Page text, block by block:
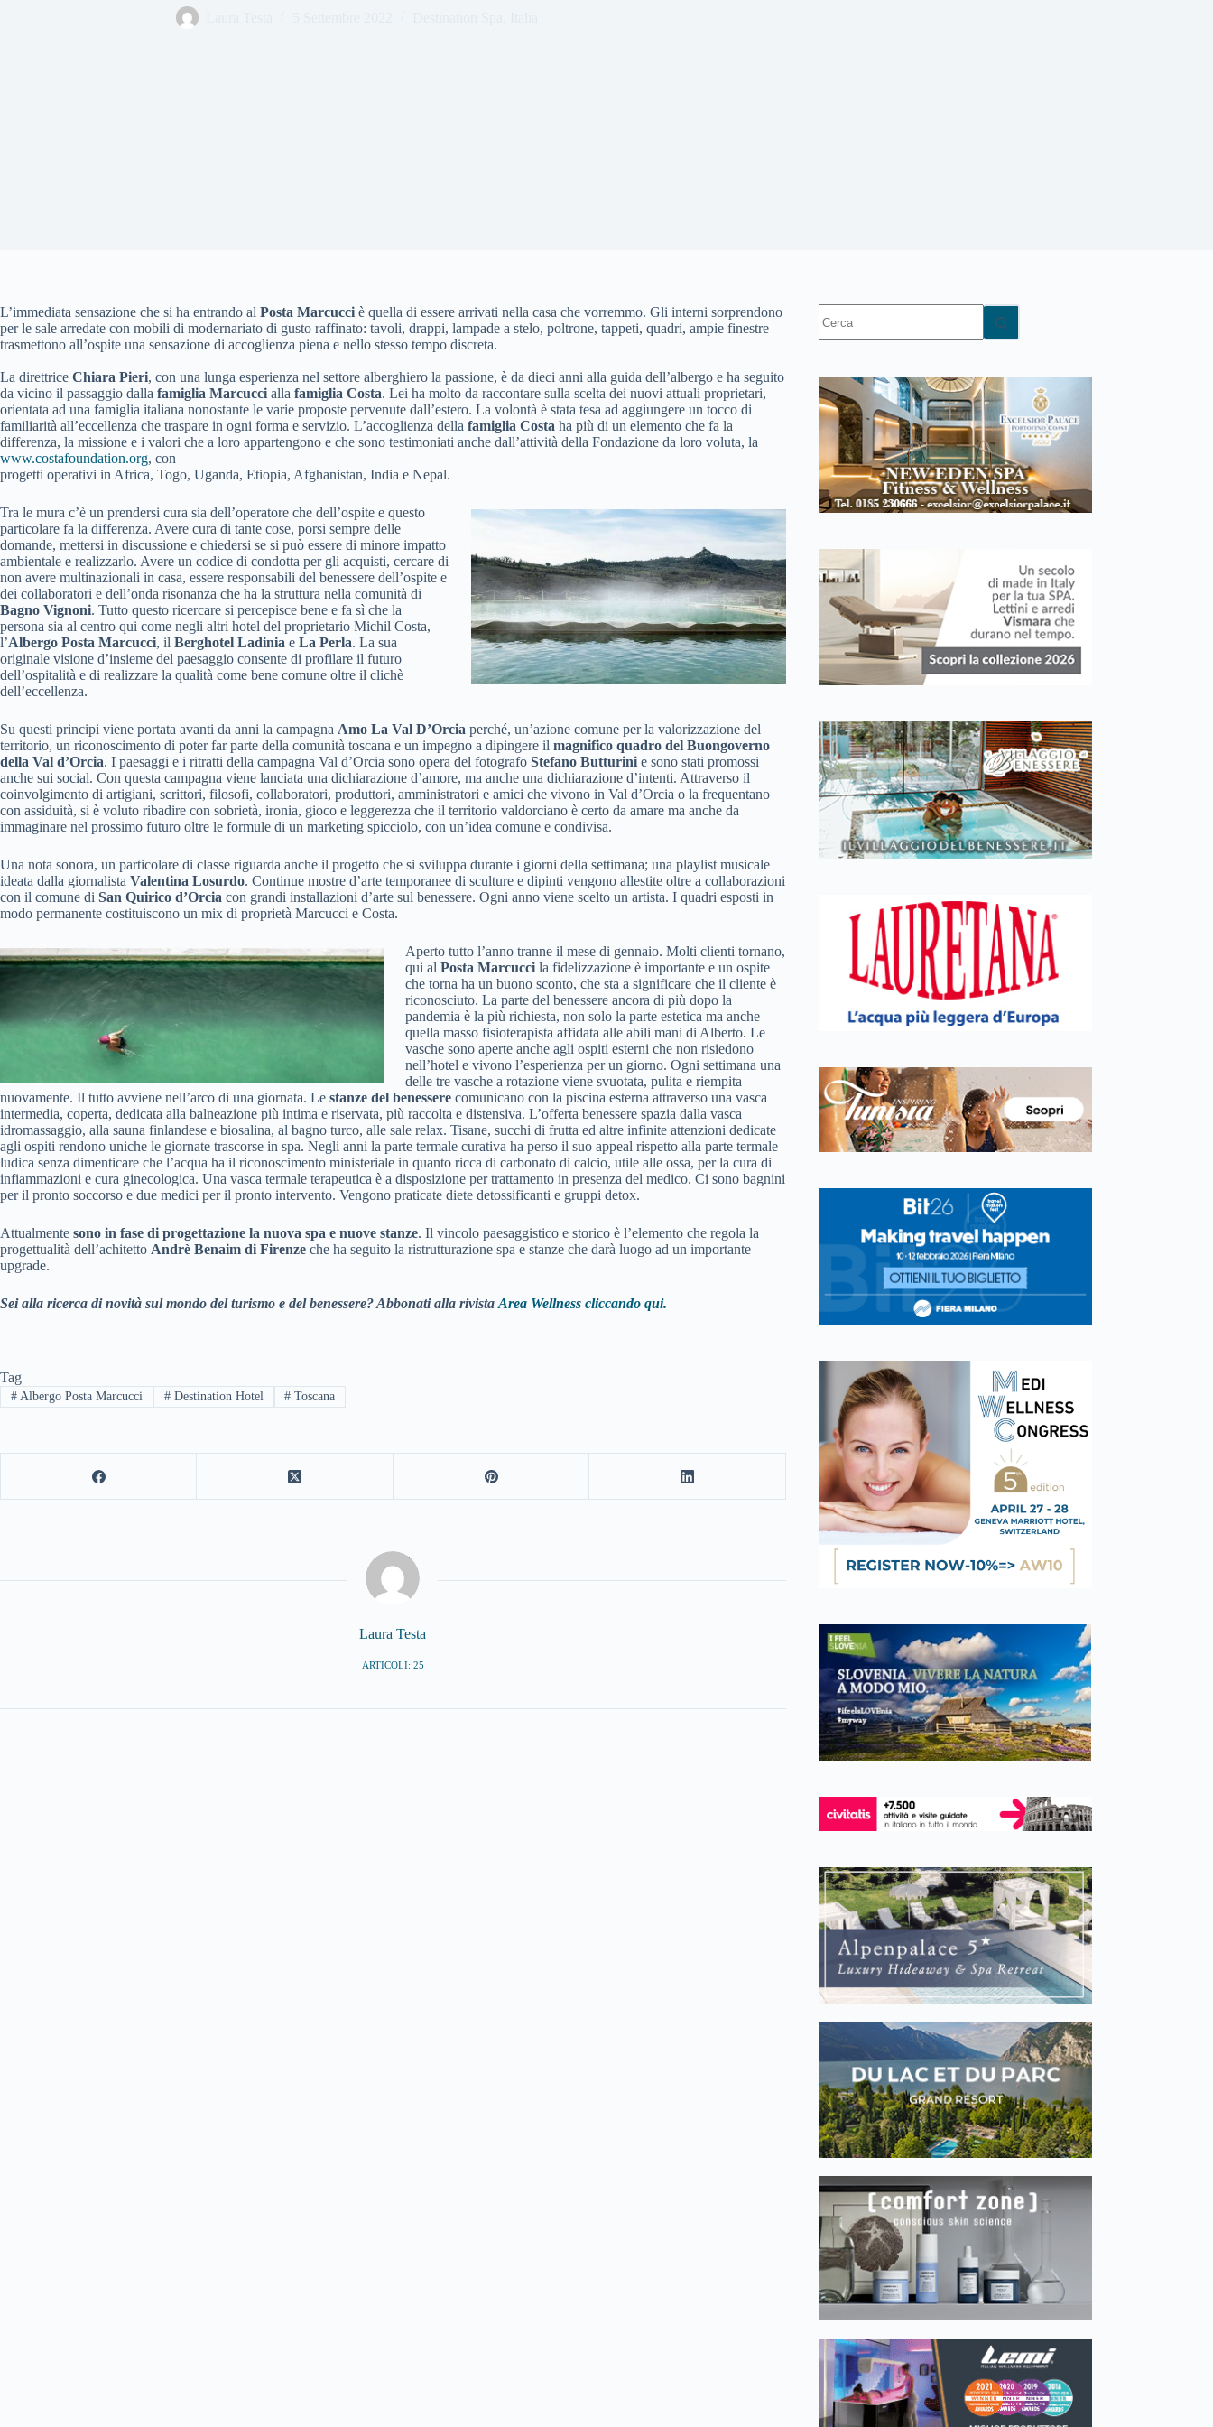
L’immediata sensazione che si ha entrando al Posta Marcucci è quella di essere arrivati nella casa che vorremmo. Gli interni sorprendono
per le sale arredate con mobili di modernariato di gusto raffinato: tavoli, drappi, lampade a stelo, poltrone, tappeti, quadri, ampie finestre
trasmettono all’ospite una sensazione di accoglienza piena e nello stesso tempo discreta.
La direttrice Chiara Pieri, con una lunga esperienza nel settore alberghiero la passione, è da dieci anni alla guida dell’albergo e ha seguito
da vicino il passaggio dalla famiglia Marcucci alla famiglia Costa. Lei ha molto da raccontare sulla scelta dei nuovi attuali proprietari,
orientata ad una famiglia italiana nonostante le varie proposte pervenute dall’estero. La volontà è stata tesa ad aggiungere un tocco di
familiarità all’eccellenza che traspare in ogni forma e servizio. L’accoglienza della famiglia Costa ha più di un elemento che fa la
differenza, la missione e i valori che a loro appartengono e che sono testimoniati anche dall’attività della Fondazione da loro voluta, la
www.costafoundation.org, con
progetti operativi in Africa, Togo, Uganda, Etiopia, Afghanistan, India e Nepal.
Tra le mura c’è un prendersi cura sia dell’operatore che dell’ospite e questo
particolare fa la differenza. Avere cura di tante cose, porsi sempre delle
domande, mettersi in discussione e chiedersi se si può essere di minore impatto
ambientale e realizzarlo. Avere un codice di condotta per gli acquisti, cercare di
non avere multinazionali in casa, essere responsabili del benessere dell’ospite e
dei collaboratori e dell’onda risonanza che ha la struttura nella comunità di
Bagno Vignoni. Tutto questo ricercare si percepisce bene e fa sì che la
persona sia al centro qui come negli altri hotel del proprietario Michil Costa,
l’Albergo Posta Marcucci, il Berghotel Ladinia e La Perla. La sua
originale visione d’insieme del paesaggio consente di profilare il futuro
dell’ospitalità e di realizzare la qualità come bene comune oltre il clichè
dell’eccellenza.
Su questi principi viene portata avanti da anni la campagna Amo La Val D’Orcia perché, un’azione comune per la valorizzazione del
territorio, un riconoscimento di poter far parte della comunità toscana e un impegno a dipingere il magnifico quadro del Buongoverno
della Val d’Orcia. I paesaggi e i ritratti della campagna Val d’Orcia sono opera del fotografo Stefano Butturini e sono stati promossi
anche sui social. Con questa campagna viene lanciata una dichiarazione d’amore, ma anche una dichiarazione d’intenti. Attraverso il
coinvolgimento di artigiani, scrittori, filosofi, collaboratori, produttori, amministratori e amici che vivono in Val d’Orcia o la frequentano
con assiduità, si è voluto ribadire con sobrietà, ironia, gioco e leggerezza che il territorio valdorciano è certo da amare ma anche da
immaginare nel prossimo futuro oltre le formule di un marketing spicciolo, con un’idea comune e condivisa.
Una nota sonora, un particolare di classe riguarda anche il progetto che si sviluppa durante i giorni della settimana; una playlist musicale
ideata dalla giornalista Valentina Losurdo. Continue mostre d’arte temporanee di sculture e dipinti vengono allestite oltre a collaborazioni
con il comune di San Quirico d’Orcia con grandi installazioni d’arte sul benessere. Ogni anno viene scelto un artista. I quadri esposti in
modo permanente costituiscono un mix di proprietà Marcucci e Costa.
Aperto tutto l’anno tranne il mese di gennaio. Molti clienti tornano,
qui al Posta Marcucci la fidelizzazione è importante e un ospite
che torna ha un buono sconto, che sta a significare che il cliente è
riconosciuto. La parte del benessere ancora di più dopo la
pandemia è la più richiesta, non solo la parte estetica ma anche
quella masso fisioterapista affidata alle abili mani di Alberto. Le
vasche sono aperte anche agli ospiti esterni che non risiedono
nell’hotel e vivono l’esperienza per un giorno. Ogni settimana una
delle tre vasche a rotazione viene svuotata, pulita e riempita
nuovamente. Il tutto avviene nell’arco di una giornata. Le stanze del benessere comunicano con la piscina esterna attraverso una vasca
intermedia, coperta, dedicata alla balneazione più intima e riservata, più raccolta e distensiva. L’offerta benessere spazia dalla vasca
idromassaggio, alla sauna finlandese e biosalina, al bagno turco, alle sale relax. Tisane, succhi di frutta ed altre infinite attenzioni dedicate
agli ospiti rendono uniche le giornate trascorse in spa. Negli anni la parte termale curativa ha perso il suo appeal rispetto alla parte termale
ludica senza dimenticare che l’acqua ha il riconoscimento ministeriale in quanto ricca di carbonato di calcio, utile alle ossa, per la cura di
infiammazioni e cura ginecologica. Una vasca termale terapeutica è a disposizione per trattamento in presenza del medico. Ci sono bagnini
per il pronto soccorso e due medici per il pronto intervento. Vengono praticate diete detossificanti e gruppi detox.
Attualmente sono in fase di progettazione la nuova spa e nuove stanze. Il vincolo paesaggistico e storico è l’elemento che regola la
progettualità dell’achitetto Andrè Benaim di Firenze che ha seguito la ristrutturazione spa e stanze che darà luogo ad un importante
upgrade.
Sei alla ricerca di novità sul mondo del turismo e del benessere? Abbonati alla rivista Area Wellness cliccando qui.
Tag
#Albergo Posta Marcucci #Destination Hotel # Toscana
Laura Testa
ARTICOLI: 25
risultato